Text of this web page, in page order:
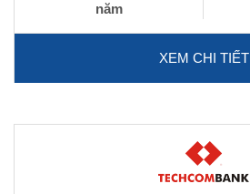
năm
XEM CHI TIẾT